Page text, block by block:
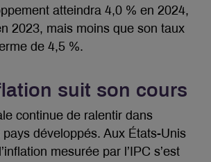
atteindra 4,0 % en 2024,
2023, mais moins que son taux
de 4,5 %.
suit son cours
continue de ralentir dans
pays développés. Aux États-Unis
mesurée par l’IPC s’est